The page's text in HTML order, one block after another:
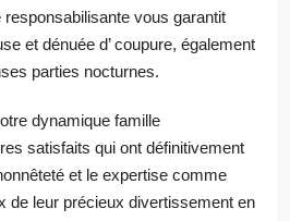
vous garantit
et dénuée d’ coupure, également
parties nocturnes.
dynamique famille
satisfaits qui ont définitivement
et le expertise comme
de leur précieux divertissement en